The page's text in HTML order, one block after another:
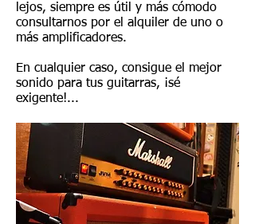
lejos, siempre es útil y más cómodo
consultarnos por el alquiler de uno o
más amplificadores.
En cualquier caso, consigue el mejor
sonido para tus guitarras, ¡sé
exigente!...